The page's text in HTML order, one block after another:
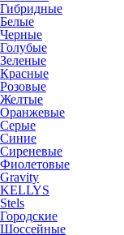
Гибридные
Белые
Черные
Голубые
Зеленые
Красные
Розовые
Желтые
Оранжевые
Серые
Синие
Сиреневые
Фиолетовые
Gravity
KELLYS
Stels
Городские
Шоссейные